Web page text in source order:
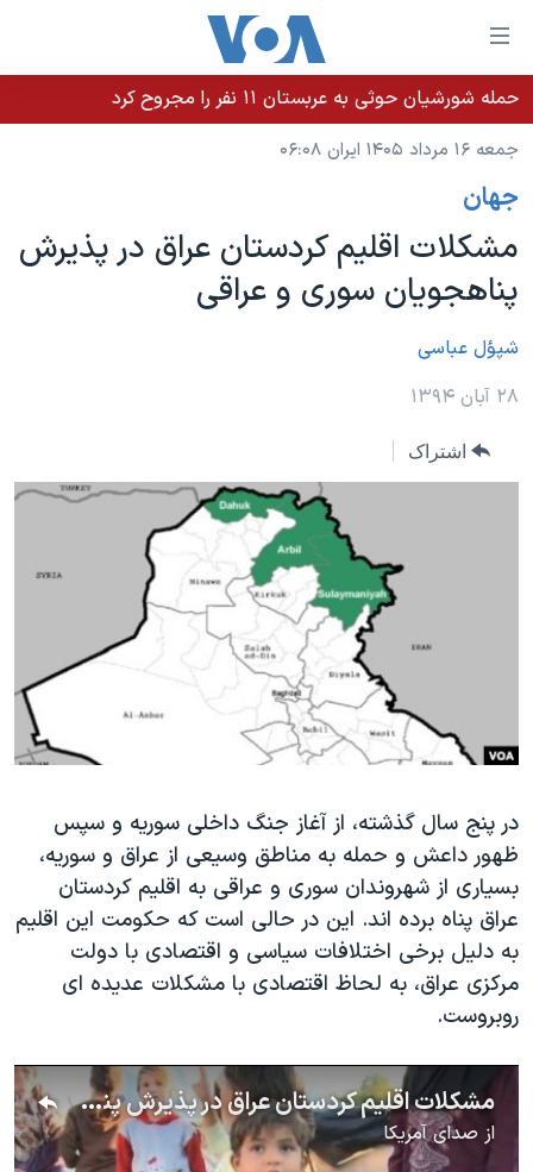
لینکهای
قابل
دسترسی
جهش
محتوای
اصلی
جهش
به
صفحه
اصلی
جهش
جستجو
خانه
نسخه سبک وب‌سایت
موضوع ها
ایران
آمریکا
جهان
ورزشی
حقوق شهروندی
اسرائیل در جنگ
گالری عکس
آرشیو پخش زنده
برنامه های تلویزیونی
جدول برنامه ها
صفحه‌های ویژه
جام جهانی ۲۰۲۶
بایگانی برنامه‌های تلویزیونی
انتخابات ریاست جمهوری آمریکا ۲۰۲۴
حمله جمهوری اسلامی به اسرائیل
ورزش زنان در ایران
اعتراضات زن، زندگی، آزادی
مجموعه مستندهای دادخواهی
تریبونال مردمی آبان ۹۸
دادگاه حمید نوری
چهل سال گروگان‌گیری
قانون شفافیت دارائی کادر رهبری ایران
اعتراضات مردمی آبان ۹۸
اسرائیل در جنگ
نرگس محمدی برنده جایزه نوبل صلح
همایش محافظه‌کاران آمریکا «سی‌پک»
فرکانس‌های صدای آمریکا
یادگیری زبان انگلیسی
زبانهای مختلف
حمله شورشیان حوثی به عربستان ۱۱ نفر را مجروح کرد
جمعه ۱۶ مرداد ۱۴۰۵ ایران ۰۶:۰۸
جهان
مشکلات اقلیم کردستان عراق در پذیرش
پناهجویان سوری و عراقی
شپؤل عباسی
۲۸ آبان ۱۳۹۴
اشتراک
در پنج سال گذشته، از آغاز جنگ داخلی سوریه و سپس
ظهور داعش و حمله به مناطق وسیعی از عراق و سوریه،
بسیاری از شهروندان سوری و عراقی به اقلیم کردستان
عراق پناه برده اند. این در حالی است که حکومت این اقلیم
به دلیل برخی اختلافات سیاسی و اقتصادی با دولت
مرکزی عراق، به لحاظ اقتصادی با مشکلات عدیده ای
روبروست.
مشکلات اقلیم کردستان عراق در پذیرش پناهجویان سوری و عراقی
از صدای آمریکا